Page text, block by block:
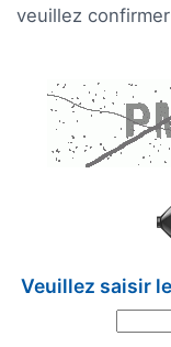
veuillez
Veuillez saisir